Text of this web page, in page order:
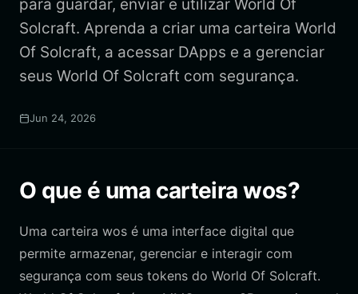
para guardar, enviar e utilizar World Of
Solcraft. Aprenda a criar uma carteira World
Of Solcraft, a acessar DApps e a gerenciar
seus World Of Solcraft com segurança.
Jun 24, 2026
O que é uma carteira wos?
Uma carteira wos é uma interface digital que
permite armazenar, gerenciar e interagir com
segurança com seus tokens do World Of Solcraft.